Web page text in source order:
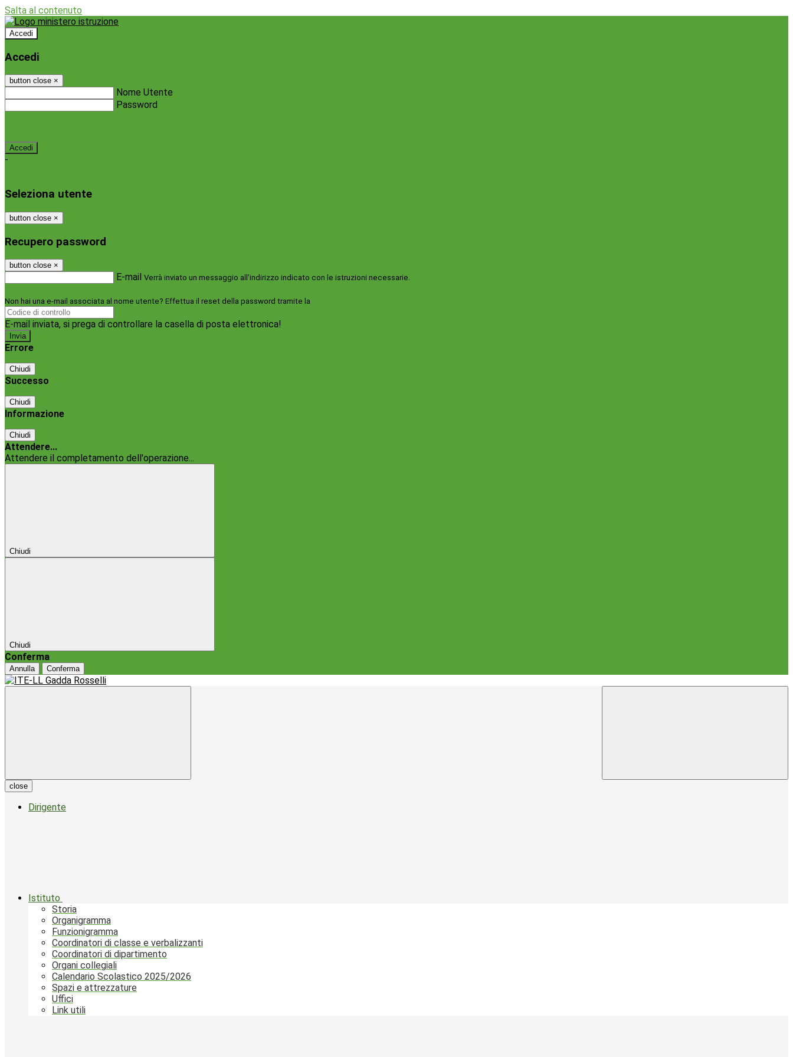
Salta al contenuto
Accedi
Accedi
button close ×
Nome Utente
Password
-
Seleziona utente
button close ×
Recupero password
button close ×
E-mail Verrà inviato un messaggio all'indirizzo indicato con le istruzioni necessarie.
Non hai una e-mail associata al nome utente? Effettua il reset della password tramite la
E-mail inviata, si prega di controllare la casella di posta elettronica!
Errore
Chiudi
Successo
Chiudi
Informazione
Chiudi
Attendere...
Attendere il completamento dell'operazione...
Chiudi
Chiudi
Conferma
Annulla Conferma
close
Dirigente
Istituto
Storia
Organigramma
Funzionigramma
Coordinatori di classe e verbalizzanti
Coordinatori di dipartimento
Organi collegiali
Calendario Scolastico 2025/2026
Spazi e attrezzature
Uffici
Link utili